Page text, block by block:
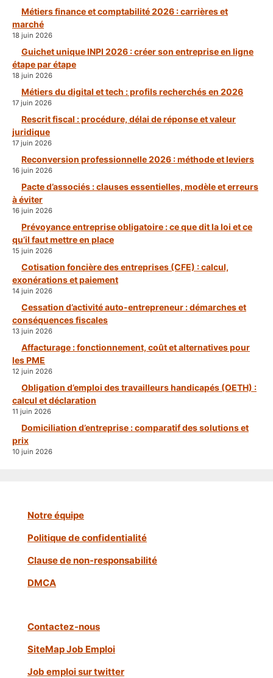
Métiers finance et comptabilité 2026 : carrières et
marché
18 juin 2026
Guichet unique INPI 2026 : créer son entreprise en ligne
étape par étape
18 juin 2026
Métiers du digital et tech : profils recherchés en 2026
17 juin 2026
Rescrit fiscal : procédure, délai de réponse et valeur
juridique
17 juin 2026
Reconversion professionnelle 2026 : méthode et leviers
16 juin 2026
Pacte d’associés : clauses essentielles, modèle et erreurs
à éviter
16 juin 2026
Prévoyance entreprise obligatoire : ce que dit la loi et ce
qu’il faut mettre en place
15 juin 2026
Cotisation foncière des entreprises (CFE) : calcul,
exonérations et paiement
14 juin 2026
Cessation d’activité auto-entrepreneur : démarches et
conséquences fiscales
13 juin 2026
Affacturage : fonctionnement, coût et alternatives pour
les PME
12 juin 2026
Obligation d’emploi des travailleurs handicapés (OETH) :
calcul et déclaration
11 juin 2026
Domiciliation d’entreprise : comparatif des solutions et
prix
10 juin 2026
Notre équipe
Politique de confidentialité
Clause de non-responsabilité
DMCA
Contactez-nous
SiteMap Job Emploi
Job emploi sur twitter